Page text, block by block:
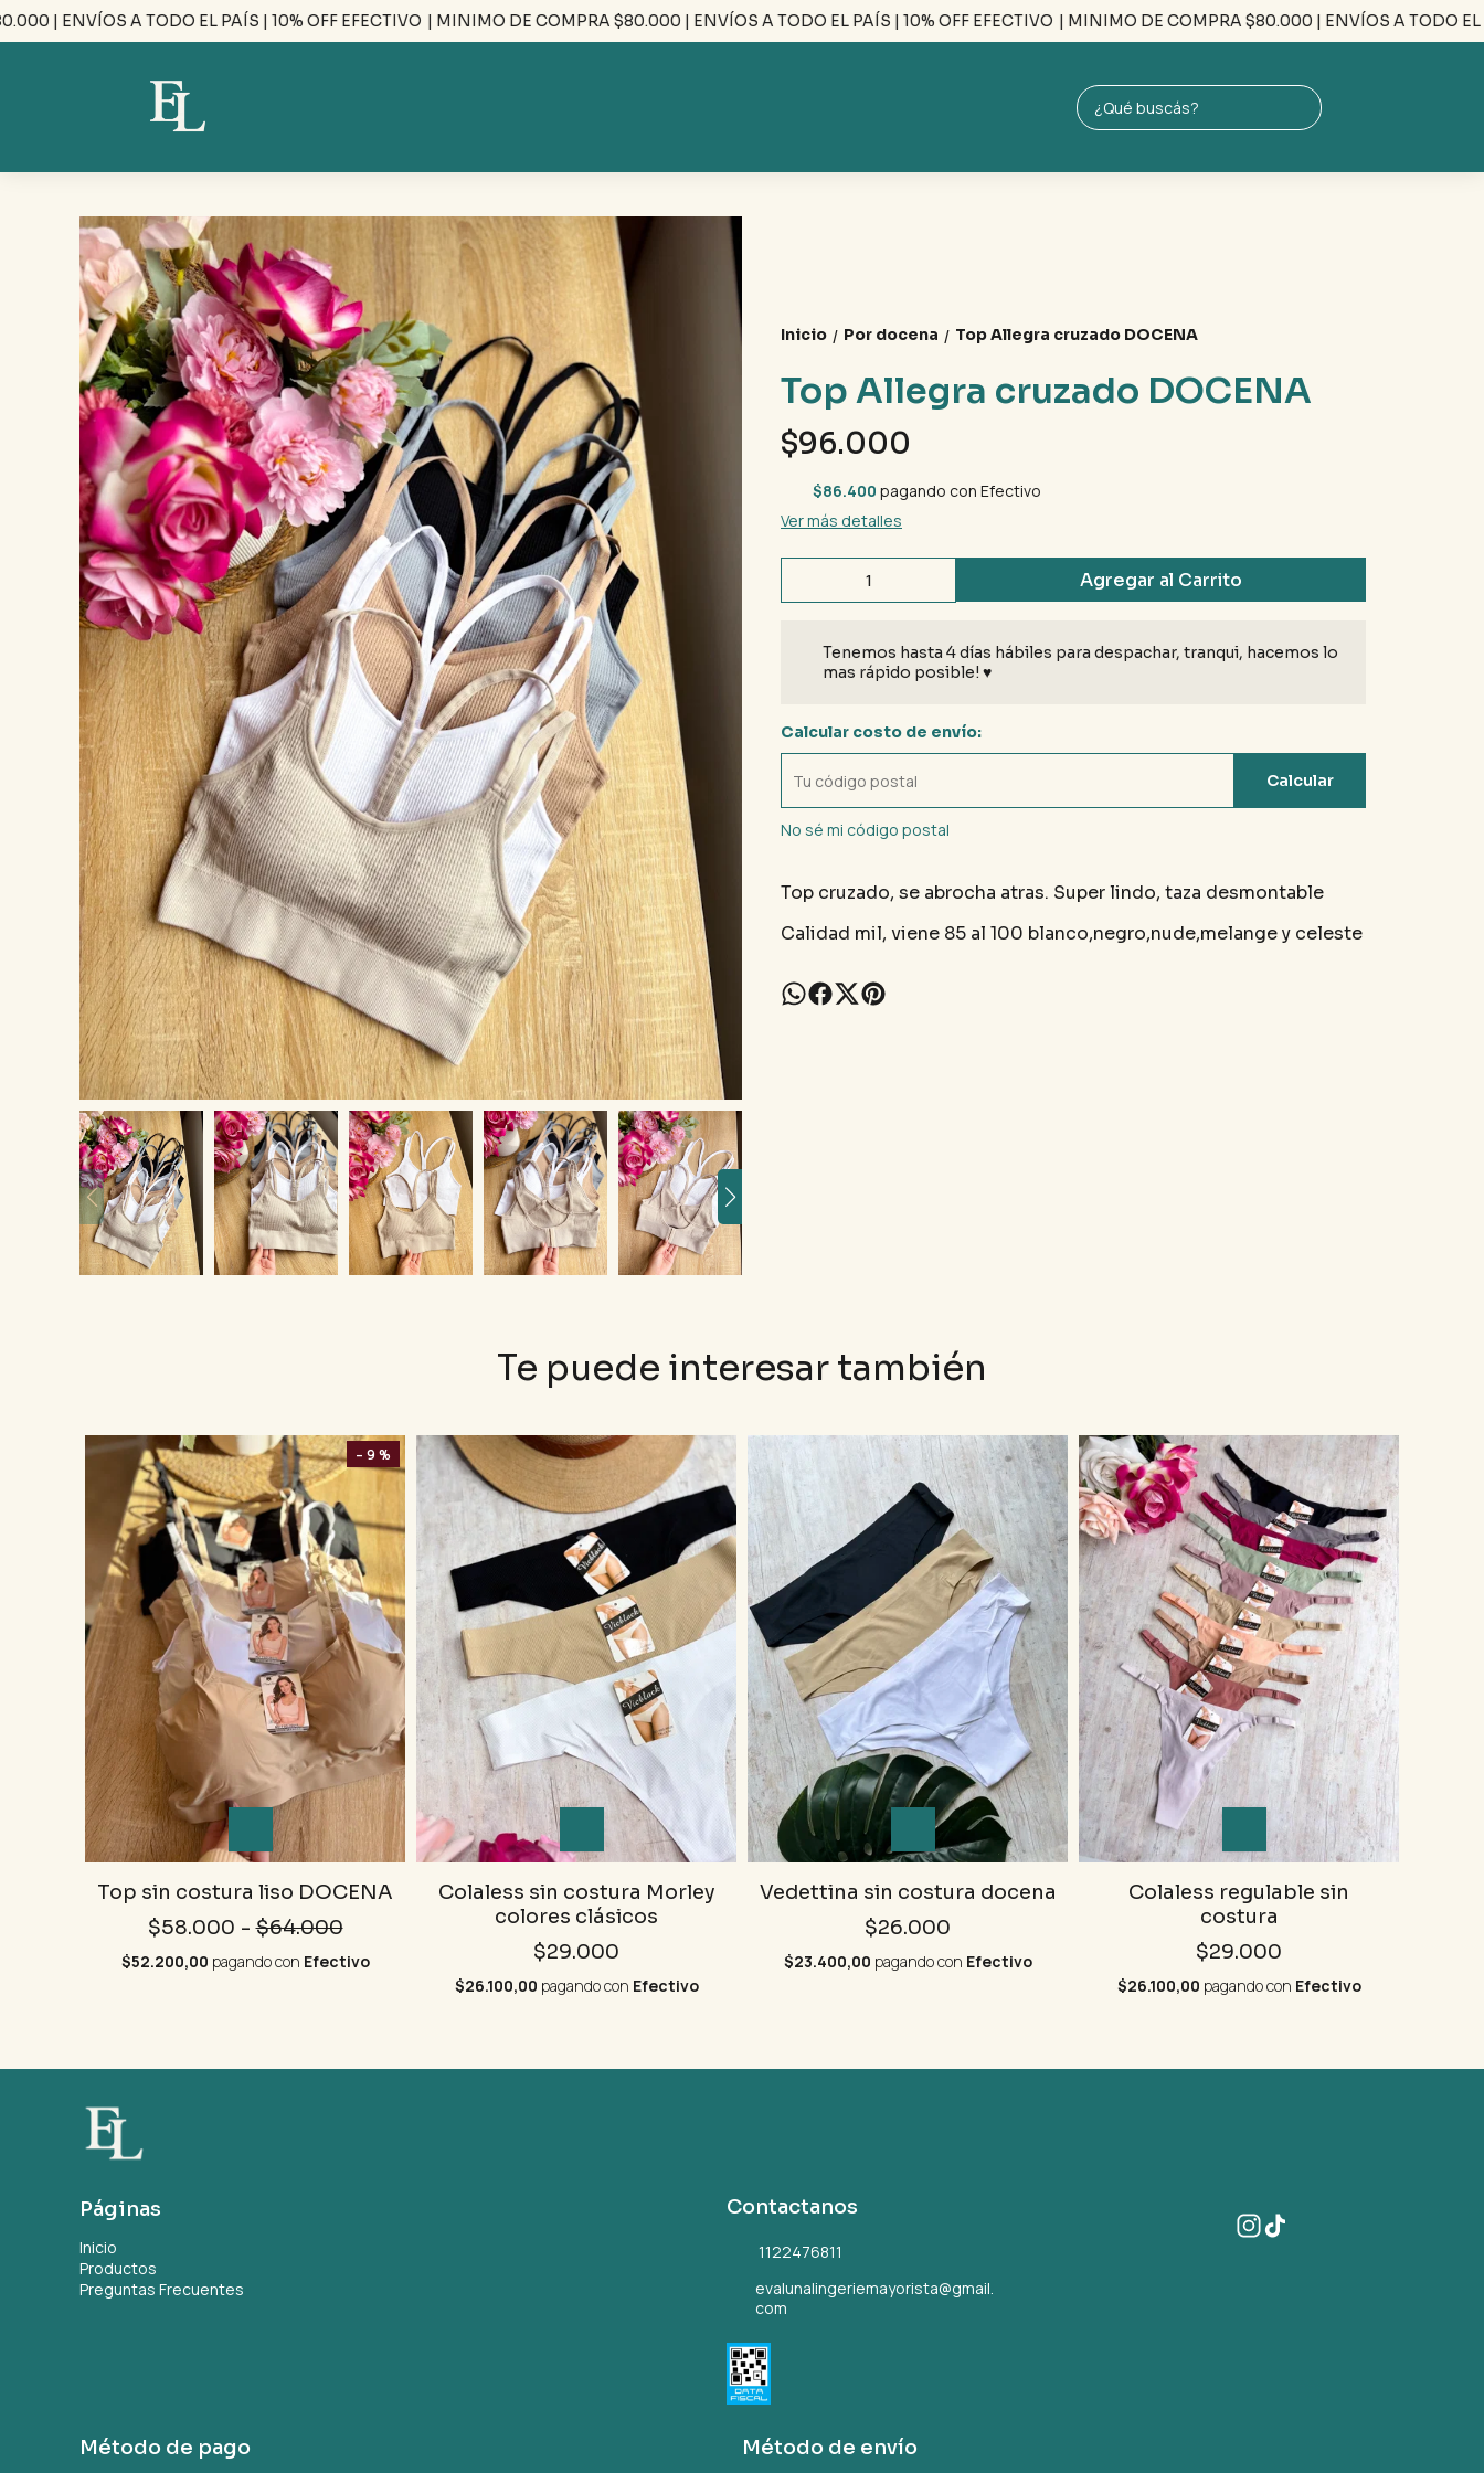
ENVÍOS A TODO EL PAÍS | 10% OFF EFECTIVO | MINIMO DE COMPRA $80.000 | ENVÍOS A TODO EL PAÍS | 10% OFF EFECTIVO | MINIMO DE COMPRA $80.000 | ENVÍOS A TODO EL
Inicio / Por docena / Top Allegra cruzado DOCENA
Top Allegra cruzado DOCENA
$96.000
$86.400 pagando con Efectivo
Ver más detalles
Agregar al Carrito
Tenemos hasta 4 días hábiles para despachar, tranqui, hacemos lo
mas rápido posible! ♥
Calcular costo de envío:
Calcular
No sé mi código postal
Top cruzado, se abrocha atras. Super lindo, taza desmontable
Calidad mil, viene 85 al 100 blanco,negro,nude,melange y celeste
Te puede interesar también
- 9 %
Top sin costura liso DOCENA
$58.000 - $64.000
$52.200,00 pagando con Efectivo
Colaless sin costura Morley
colores clásicos
$29.000
$26.100,00 pagando con Efectivo
Vedettina sin costura docena
$26.000
$23.400,00 pagando con Efectivo
Colaless regulable sin
costura
$29.000
$26.100,00 pagando con Efectivo
Páginas
Inicio
Productos
Preguntas Frecuentes
Contactanos
1122476811
evalunalingeriemayorista@gmail.
com
Método de pago Método de envío